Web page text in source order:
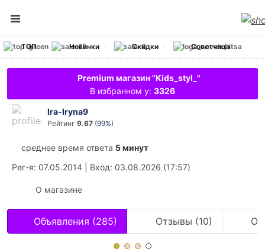
ТОП Новинки Скидки Советчица
Premium магазин "Kids_styl_"
В избранном у: 3326
Ira-Iryna9
Рейтинг 9.67 (99%)
среднее время ответа 5 минут
Рег-я: 07.05.2014 Вход: 03.08.2026 (17:57)
О магазине
Объявления (285) Отзывы (10)